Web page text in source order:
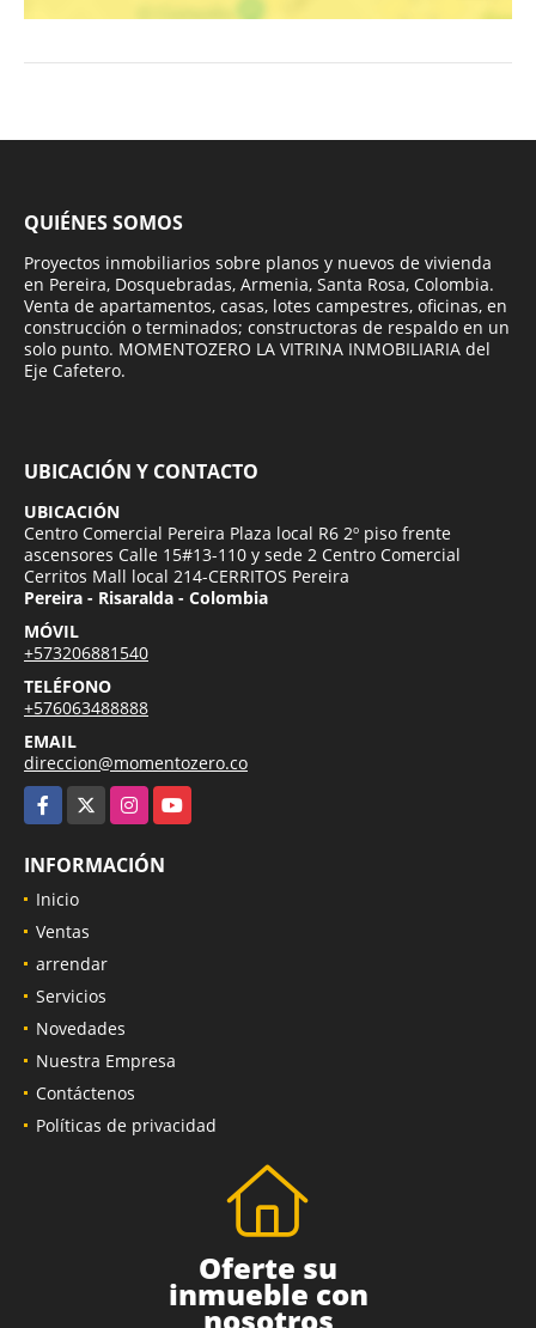
QUIÉNES SOMOS
Proyectos inmobiliarios sobre planos y nuevos de vivienda
en Pereira, Dosquebradas, Armenia, Santa Rosa, Colombia.
Venta de apartamentos, casas, lotes campestres, oficinas, en
construcción o terminados; constructoras de respaldo en un
solo punto. MOMENTOZERO LA VITRINA INMOBILIARIA del
Eje Cafetero.
UBICACIÓN Y CONTACTO
UBICACIÓN
Centro Comercial Pereira Plaza local R6 2º piso frente
ascensores Calle 15#13-110 y sede 2 Centro Comercial
Cerritos Mall local 214-CERRITOS Pereira
Pereira - Risaralda - Colombia
MÓVIL
+573206881540
TELÉFONO
+576063488888
EMAIL
direccion@momentozero.co
Facebook
InstagramYouTube
INFORMACIÓN
Inicio
Ventas
arrendar
Servicios
Novedades
Nuestra Empresa
Contáctenos
Políticas de privacidad
Oferte su
inmueble con
nosotros